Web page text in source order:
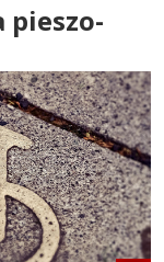
pieszo-